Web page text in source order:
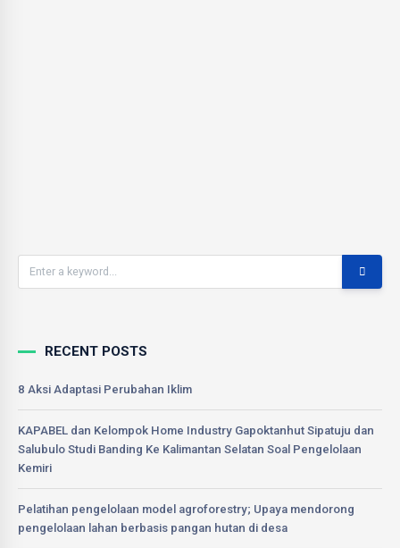
RECENT POSTS
8 Aksi Adaptasi Perubahan Iklim
KAPABEL dan Kelompok Home Industry Gapoktanhut Sipatuju dan
Salubulo Studi Banding Ke Kalimantan Selatan Soal Pengelolaan
Kemiri
Pelatihan pengelolaan model agroforestry; Upaya mendorong
pengelolaan lahan berbasis pangan hutan di desa